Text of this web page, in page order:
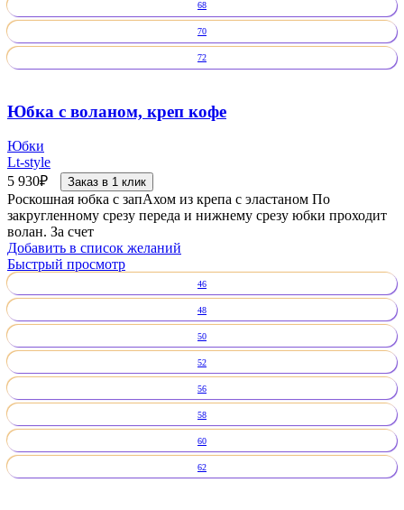
68
70
72
Юбка с воланом, креп кофе
Юбки
Lt-style
5 930₽ Заказ в 1 клик
Роскошная юбка с запАхом из крепа с эластаном По
закругленному срезу переда и нижнему срезу юбки проходит
волан. За счет
Добавить в список желаний
Быстрый просмотр
46
48
50
52
56
58
60
62